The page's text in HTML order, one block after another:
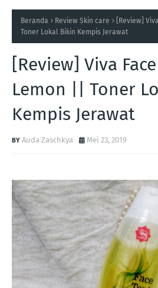
Beranda Review Skin care
[Review]
Toner Lokal Bikin Kempis Jerawat
[Review] Viva
Lemon || Toner
Kempis Jerawat
Auda Zaschkya Mei 23, 2019